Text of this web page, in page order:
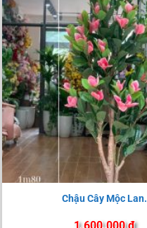
Chậu Cây Mộc Lan.